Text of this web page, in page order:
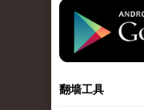
standard-
翻墙工具